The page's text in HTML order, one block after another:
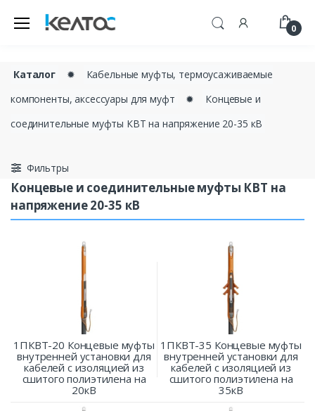
0
Каталог ✹
Кабельные муфты, термоусаживаемые
компоненты, аксессуары для муфт
✹
Концевые и
соединительные муфты КВТ на напряжение 20-35 кВ
Фильтры
Концевые и соединительные муфты КВТ на
напряжение 20-35 кВ
1ПКВТ-20 Концевые муфты
внутренней установки для
кабелей с изоляцией из
сшитого полиэтилена на
20кВ
1ПКВТ-35 Концевые муфты
внутренней установки для
кабелей с изоляцией из
сшитого полиэтилена на
35кВ